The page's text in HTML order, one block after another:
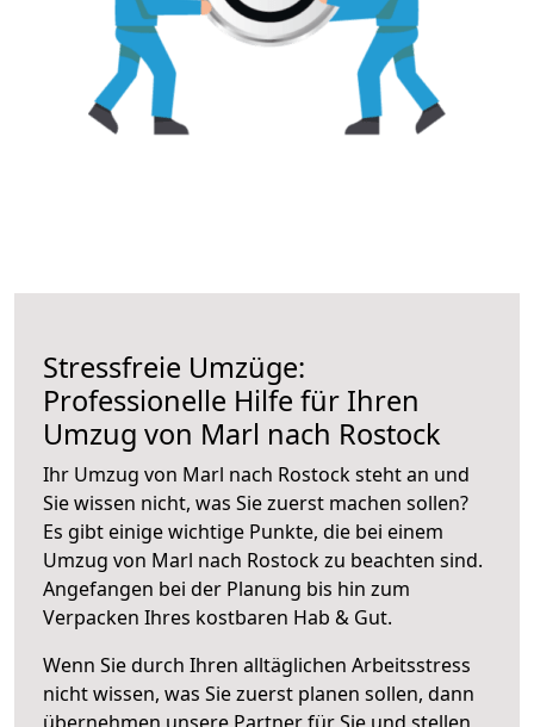
Stressfreie Umzüge:
Professionelle Hilfe für Ihren
Umzug von Marl nach Rostock
Ihr Umzug von Marl nach Rostock steht an und
Sie wissen nicht, was Sie zuerst machen sollen?
Es gibt einige wichtige Punkte, die bei einem
Umzug von Marl nach Rostock zu beachten sind.
Angefangen bei der Planung bis hin zum
Verpacken Ihres kostbaren Hab & Gut.
Wenn Sie durch Ihren alltäglichen Arbeitsstress
nicht wissen, was Sie zuerst planen sollen, dann